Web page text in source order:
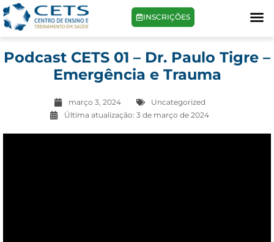
INSCRIÇÕES
Podcast CETS 01 – Dr. Paulo Tigre –
Emergência e Trauma
março 3, 2024
Uncategorized
Última atualização: 3 de março de 2024